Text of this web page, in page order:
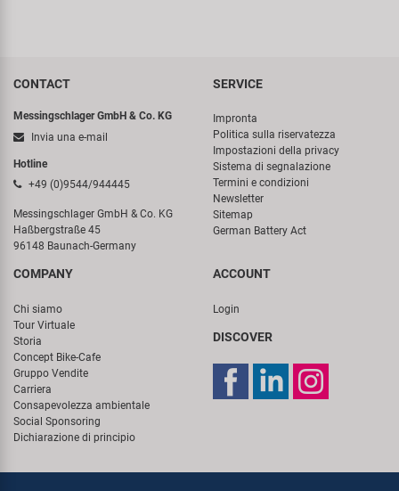
CONTACT
Messingschlager GmbH & Co. KG
Invia una e-mail
Hotline
+49 (0)9544/944445
Messingschlager GmbH & Co. KG
Haßbergstraße 45
96148 Baunach-Germany
SERVICE
Impronta
Politica sulla riservatezza
Impostazioni della privacy
Sistema di segnalazione
Termini e condizioni
Newsletter
Sitemap
German Battery Act
COMPANY
Chi siamo
Tour Virtuale
Storia
Concept Bike-Cafe
Gruppo Vendite
Carriera
Consapevolezza ambientale
Social Sponsoring
Dichiarazione di principio
ACCOUNT
Login
DISCOVER